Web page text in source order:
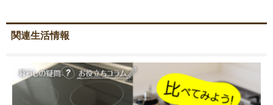
関連生活情報